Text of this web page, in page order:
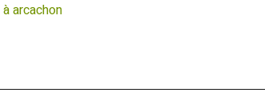
arcachon